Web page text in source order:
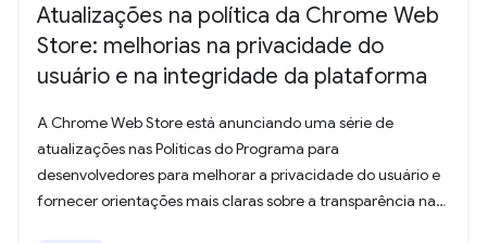
Atualizações na política da Chrome Web
Store: melhorias na privacidade do
usuário e na integridade da plataforma
A Chrome Web Store está anunciando uma série de
atualizações nas Políticas do Programa para
desenvolvedores para melhorar a privacidade do usuário e
fornecer orientações mais claras sobre a transparência na